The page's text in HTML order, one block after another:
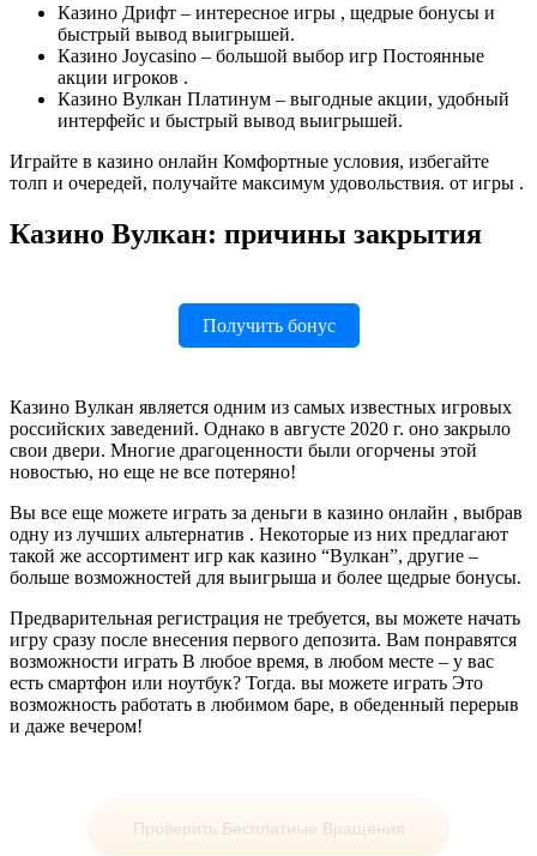
Казино Дрифт – интересное игры , щедрые бонусы и
быстрый вывод выигрышей.
Казино Joycasino – большой выбор игр Постоянные
акции игроков .
Казино Вулкан Платинум – выгодные акции, удобный
интерфейс и быстрый вывод выигрышей.
Играйте в казино онлайн Комфортные условия, избегайте
толп и очередей, получайте максимум удовольствия. от игры .
Казино Вулкан: причины закрытия
Получить бонус
Казино Вулкан является одним из самых известных игровых
российских заведений. Однако в августе 2020 г. оно закрыло
свои двери. Многие драгоценности были огорчены этой
новостью, но еще не все потеряно!
Вы все еще можете играть за деньги в казино онлайн , выбрав
одну из лучших альтернатив . Некоторые из них предлагают
такой же ассортимент игр как казино “Вулкан”, другие –
больше возможностей для выигрыша и более щедрые бонусы.
Предварительная регистрация не требуется, вы можете начать
игру сразу после внесения первого депозита. Вам понравятся
возможности играть В любое время, в любом месте – у вас
есть смартфон или ноутбук? Тогда. вы можете играть Это
возможность работать в любимом баре, в обеденный перерыв
и даже вечером!
Проверить Бесплатные Вращения